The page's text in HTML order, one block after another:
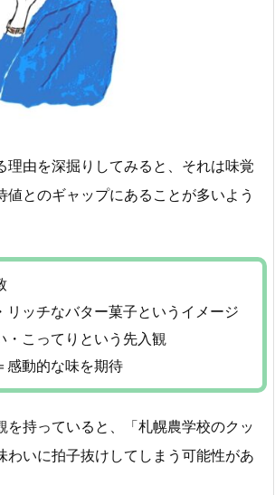
理由を深掘りしてみると、それは味覚
値とのギャップにあることが多いよう
リッチなバター菓子というイメージ
・こってりという先入観
感動的な味を期待
を持っていると、「札幌農学校のクッ
わいに拍子抜けしてしまう可能性があ